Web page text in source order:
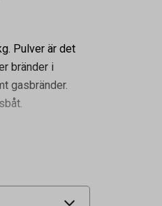
Pulver är det
bränder i
gasbränder.
46190000